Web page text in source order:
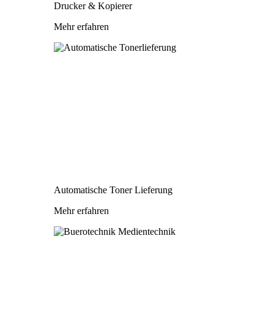
Drucker & Kopierer
Mehr erfahren
Automatische Toner Lieferung
Mehr erfahren